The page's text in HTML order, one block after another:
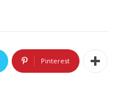
Pinterest